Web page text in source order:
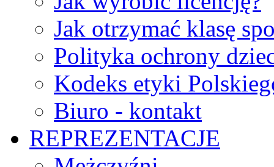
Jak otrzymać klasę
Polityka ochrony
Kodeks etyki
Biuro - kontakt
REPREZENTACJE